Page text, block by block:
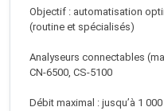
Objectif : automatisation
(routine et spécialisés)
Analyseurs connectables
CN-6500, CS-5100
Débit maximal : jusqu’à 1